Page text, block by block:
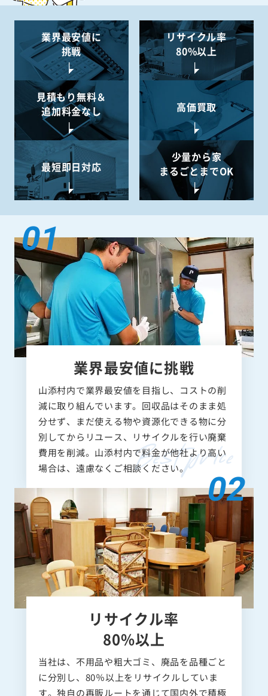
業界最安値に
挑戦
リサイクル率
80%以上
見積もり無料＆
追加料金なし
高価買取
最短即日対応
少量から家
まるごとまでOK
業界最安値に挑戦
山添村内で業界最安値を目指し、コストの削
減に取り組んでいます。回収品はそのまま処
分せず、まだ使える物や資源化できる物に分
別してからリユース、リサイクルを行い廃棄
費用を削減。山添村内で料金が他社より高い
場合は、遠慮なくご相談ください。
リサイクル率
80%以上
当社は、不用品や粗大ゴミ、廃品を品種ごと
に分別し、80％以上をリサイクルしていま
す。独自の再販ルートを通じて国内外で積極